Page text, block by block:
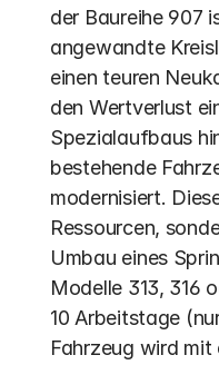
der Baureihe 907
angewandte
einen teuren
den Wertverlust
Spezialaufbaus
bestehende
modernisiert.
Ressourcen,
Umbau eines
Modelle 313, 316
10 Arbeitstage
Fahrzeug wird mit